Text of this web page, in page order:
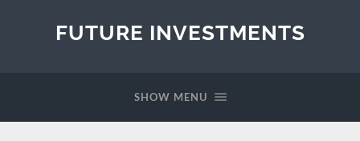
FUTURE INVESTMENTS
SHOW MENU